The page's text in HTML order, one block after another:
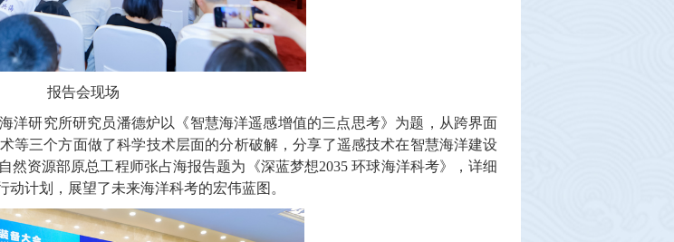
报告会现场
洋研究所研究员潘德炉以《智慧海洋遥感增值的三点思考》为题，从跨界面
等三个方面做了科学技术层面的分析破解，分享了遥感技术在智慧海洋建设
资源部原总工程师张占海报告题为《深蓝梦想2035 环球海洋科考》，详细
计划，展望了未来海洋科考的宏伟蓝图。